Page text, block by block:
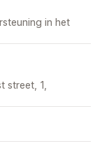
in het
street, 1,